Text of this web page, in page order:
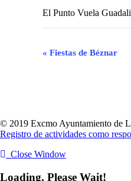
El Punto Vuela
Navegación
« Fiestas de Béznar
© 2019 Excmo Ayuntamiento de
Registro de actividades como
Close Window
Loading, Please Wait!